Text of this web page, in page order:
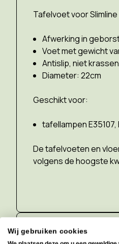
Tafelvoet voor
Afwerking in
Voet met gewicht
Antislip, niet
Diameter: 22cm
Geschikt voor:
tafellampen E35107,
De tafelvoeten en
volgens de hoogste
technische
Wij gebruiken cookies